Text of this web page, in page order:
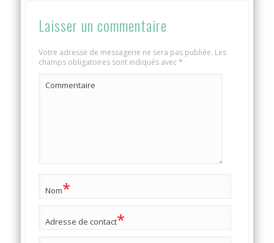
Laisser un commentaire
Votre adresse de messagerie ne sera pas publiée. Les
champs obligatoires sont indiqués avec*
Commentaire
Nom*
Adresse de contact*